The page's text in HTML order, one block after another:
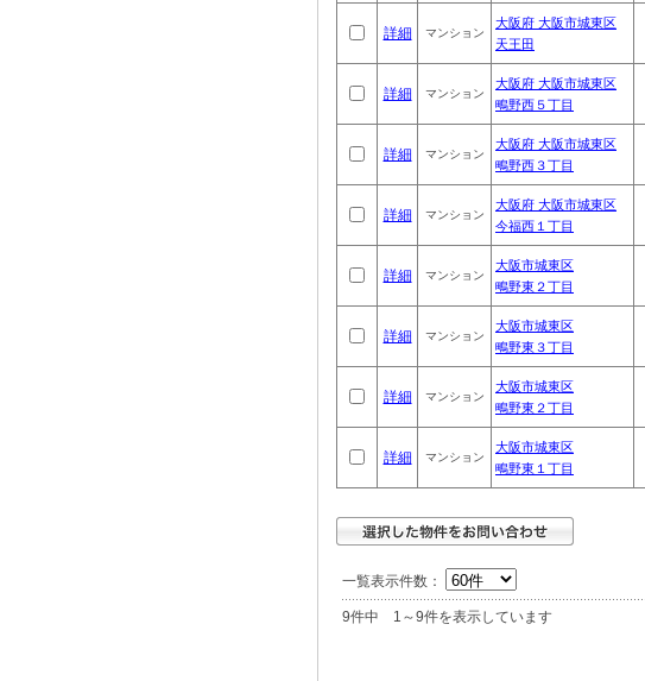
詳細 マンション
大阪府 大阪市城東区
天王田
詳細 マンション
大阪府 大阪市城東区
鴫野西５丁目
詳細 マンション
大阪府 大阪市城東区
鴫野西３丁目
詳細 マンション
大阪府 大阪市城東区
今福西１丁目
詳細 マンション
大阪市城東区
鴫野東２丁目
詳細 マンション
大阪市城東区
鴫野東３丁目
詳細 マンション
大阪市城東区
鴫野東２丁目
詳細 マンション
大阪市城東区
鴫野東１丁目
一覧表示件数：
9件中 1～9件を表示しています